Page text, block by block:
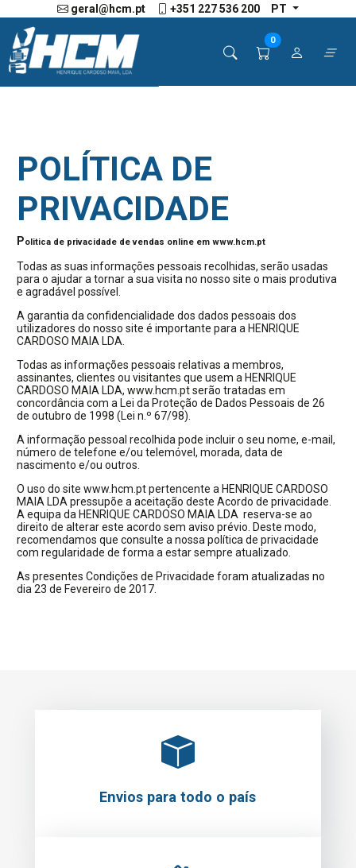
geral@hcm.pt +351 227 536 200 PT
0
POLÍTICA DE
PRIVACIDADE
Politica de privacidade de vendas online em www.hcm.pt
Todas as suas informações pessoais recolhidas, serão usadas
para o ajudar a tornar a sua visita no nosso site o mais produtiva
e agradável possível.
A garantia da confidencialidade dos dados pessoais dos
utilizadores do nosso site é importante para a HENRIQUE
CARDOSO MAIA LDA.
Todas as informações pessoais relativas a membros,
assinantes, clientes ou visitantes que usem a HENRIQUE
CARDOSO MAIA LDA, www.hcm.pt serão tratadas em
concordância com a Lei da Proteção de Dados Pessoais de 26
de outubro de 1998 (Lei n.º 67/98).
A informação pessoal recolhida pode incluir o seu nome, e-mail,
número de telefone e/ou telemóvel, morada, data de
nascimento e/ou outros.
O uso do site www.hcm.pt pertencente a HENRIQUE CARDOSO
MAIA LDA pressupõe a aceitação deste Acordo de privacidade.
A equipa da HENRIQUE CARDOSO MAIA LDA reserva-se ao
direito de alterar este acordo sem aviso prévio. Deste modo,
recomendamos que consulte a nossa política de privacidade
com regularidade de forma a estar sempre atualizado.
As presentes Condições de Privacidade foram atualizadas no
dia 23 de Fevereiro de 2017.
Envios para todo o país